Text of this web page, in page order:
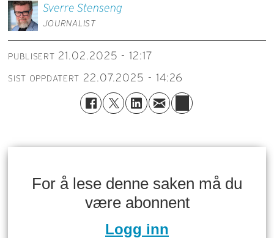
Sverre Stenseng
JOURNALIST
PUBLISERT 21.02.2025 - 12:17
SIST OPPDATERT 22.07.2025 - 14:26
For å lese denne saken må du
være abonnent
Logg inn